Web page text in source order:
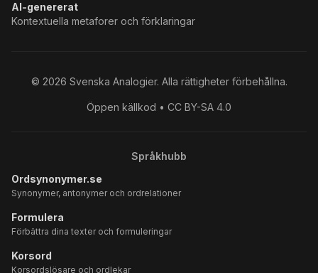
AI-genererat
Kontextuella metaforer och förklaringar
© 2026 Svenska Analogier. Alla rättigheter förbehållna.
Öppen källkod • CC BY-SA 4.0
Språkhubb
Ordsynonymer.se
Synonymer, antonymer och ordrelationer
Formulera
Förbättra dina texter och formuleringar
Korsord
Korsordslösare och ordlekar